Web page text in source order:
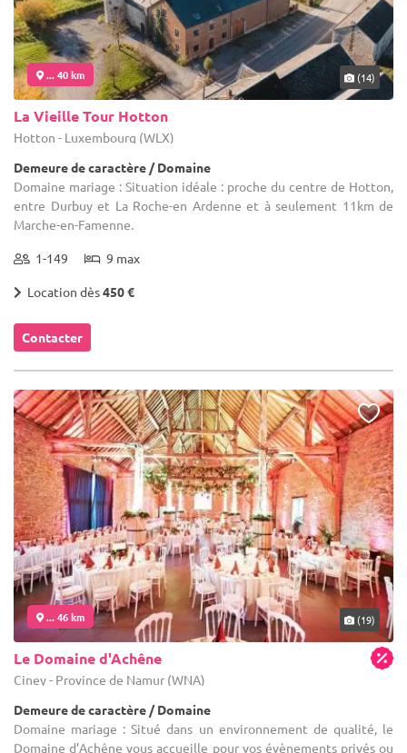
... 40 km (14)
La Vieille Tour Hotton
Hotton - Luxembourg (WLX)
Demeure de caractère / Domaine
Domaine mariage : Situation idéale : proche du centre de Hotton,
entre Durbuy et La Roche-en Ardenne et à seulement 11km de
Marche-en-Famenne.
1-149 9 max
Location dès450 €
Contacter
... 46 km (19)
Le Domaine d'Achêne
Ciney - Province de Namur (WNA)
Demeure de caractère / Domaine
Domaine mariage : Situé dans un environnement de qualité, le
Domaine d’Achêne vous accueille pour vos évènements privés ou